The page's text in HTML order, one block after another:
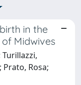
in the
Midwives
Turillazzi,
Prato, Rosa;